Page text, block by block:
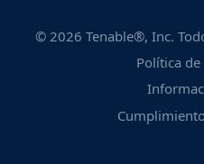
© 2026 Tenable®, Inc.
Política